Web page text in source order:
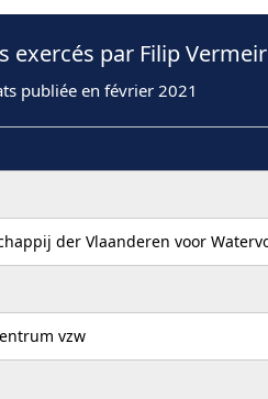
par Filip
publiée en février 2021
der Vlaanderen voor
vzw